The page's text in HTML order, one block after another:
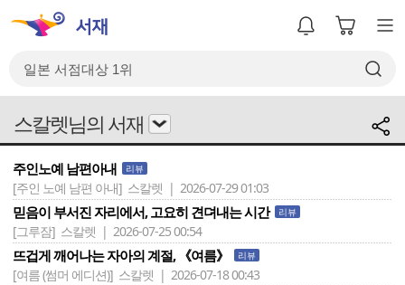
스칼렛님의 서재
주인노예 남편아내 리뷰
[주인 노예 남편 아내] 스칼렛 | 2026-07-29 01:03
믿음이 부서진 자리에서, 고요히 견뎌내는 시간 리뷰
[그루잠] 스칼렛 | 2026-07-25 00:54
뜨겁게 깨어나는 자아의 계절, 《여름》 리뷰
[여름 (썸머 에디션)] 스칼렛 | 2026-07-18 00:43